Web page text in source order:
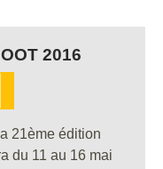
2016
21ème édition
du 11 au 16 mai